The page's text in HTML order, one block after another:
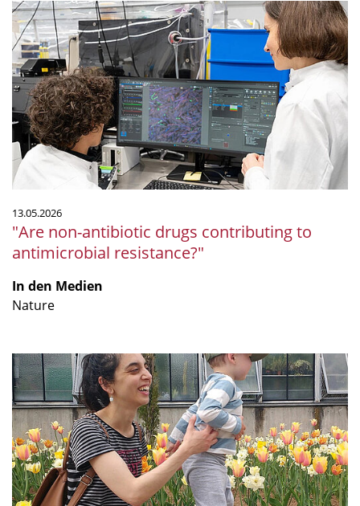
"Are
non-
antibiotic
drugs
contributing
to
antimicrobial
resistance?"
13.05.2026
"Are non-antibiotic drugs contributing to
antimicrobial resistance?"
In den Medien
Nature
Von
Argentinien
nach
Deutschland:
Paula
Tribellis
Humboldt-
Forschungsstipendium